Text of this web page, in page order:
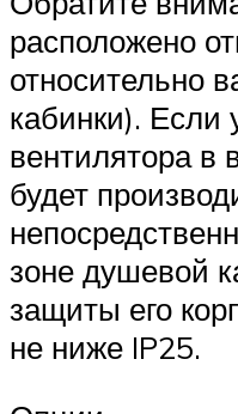
расположено
относительно
кабинки). Если
вентилятора в
будет
зоне душевой
защиты его
не ниже IP25.